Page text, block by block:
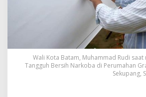
s
,
R
u
i
G
a
Wali Kota Batam, Muhammad Rudi
Tangguh Bersih Narkoba di Perumahan
Sekupang,